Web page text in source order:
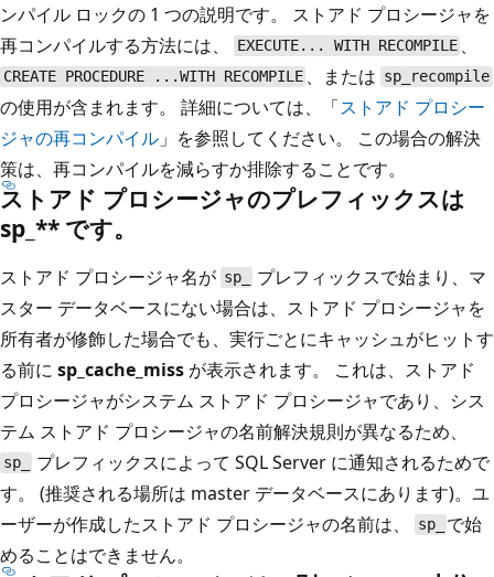
ンパイル ロックの 1 つの説明です。 ストアド プロシージャを
再コンパイルする方法には、
EXECUTE... WITH RECOMPILE 、
CREATE PROCEDURE ...WITH RECOMPILE 、または sp_recompile
の使用が含まれます。 詳細については、「ストアド プロシー
ジャの再コンパイル 」を参照してください。 この場合の解決
策は、再コンパイルを減らすか排除することです。
ストアド プロシージャのプレフィックスは
sp_** です。
ストアド プロシージャ名が sp_
プレフィックスで始まり、マ
スター データベースにない場合は、ストアド プロシージャを
所有者が修飾した場合でも、実行ごとにキャッシュがヒットす
る前に sp_cache_miss が表示されます。 これは、ストアド
プロシージャがシステム ストアド プロシージャであり、シス
テム ストアド プロシージャの名前解決規則が異なるため、
sp_
プレフィックスによって SQL Server に通知されるためで
す。 (推奨される場所は master データベースにあります)。ユ
ーザーが作成したストアド プロシージャの名前は、
sp_
で始
めることはできません。